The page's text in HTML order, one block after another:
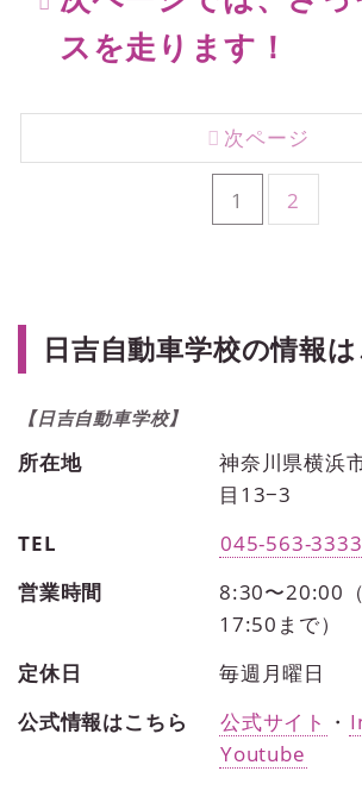
スを走ります！
1 2
次ページ
日吉自動車学校の情報
所在地
神奈川県横浜
目13−3
TEL
045-563-3333
営業時間
8:30〜20:00
17:50まで）
定休日
毎週月曜日
公式情報はこちら
公式サイト ・
Youtube
【日吉自動車学校】